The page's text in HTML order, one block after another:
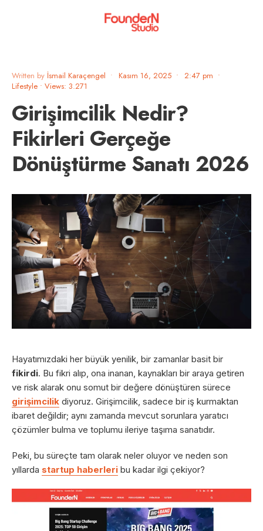
Written by İsmail Karaçengel • Kasım 16, 2025 • 2:47 pm •
Lifestyle • Views: 3.271
Girişimcilik Nedir?
Fikirleri Gerçeğe
Dönüştürme Sanatı 2026
Hayatımızdaki her büyük yenilik, bir zamanlar basit bir
fikirdi. Bu fikri alıp, ona inanan, kaynakları bir araya getiren
ve risk alarak onu somut bir değere dönüştüren sürece
girişimcilik diyoruz. Girişimcilik, sadece bir iş kurmaktan
ibaret değildir; aynı zamanda mevcut sorunlara yaratıcı
çözümler bulma ve toplumu ileriye taşıma sanatıdır.
Peki, bu süreçte tam olarak neler oluyor ve neden son
yıllarda startup haberleri bu kadar ilgi çekiyor?